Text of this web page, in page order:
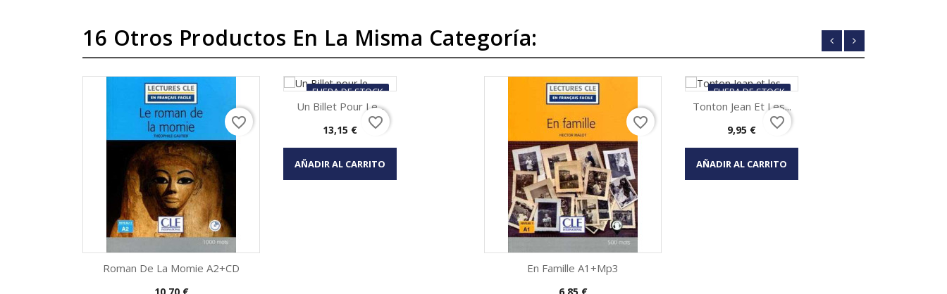
16 Otros Productos En La Misma Categoría:
Roman De La Momie A2+CD
Precio
favorite_border
FUERA DE STOCK
Vista rápida
Un Billet Pour Le...
Precio
13,15 €
AÑADIR AL CARRITO
favorite_border
En Famille A1+mp3
Precio
favorite_border
FUERA DE STOCK
Vista rápida
Tonton Jean Et Les...
Precio
9,95 €
AÑADIR AL CARRITO
favorite_border